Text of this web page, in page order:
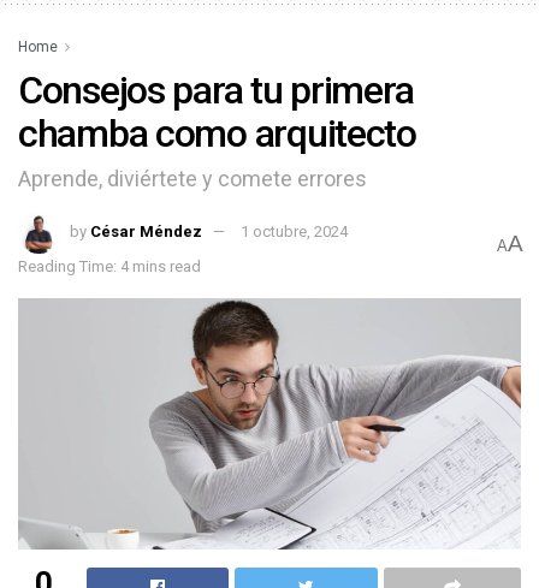
Home
Consejos para tu primera
chamba como arquitecto
Aprende, diviértete y comete errores
by César Méndez
1 octubre, 2024
Reading Time: 4 mins read
AA